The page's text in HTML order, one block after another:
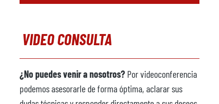
VIDEO CONSULTA
¿No puedes venir a nosotros? Por videoconferencia
podemos asesorarle de forma óptima, aclarar sus